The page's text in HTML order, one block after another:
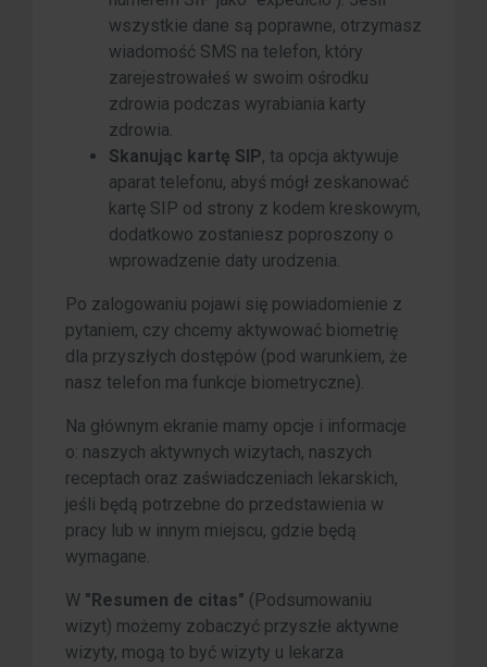
wszystkie dane są poprawne, otrzymasz
wiadomość SMS na telefon, który
zarejestrowałeś w swoim ośrodku
zdrowia podczas wyrabiania karty
zdrowia.
Skanując kartę SIP, ta opcja aktywuje
aparat telefonu, abyś mógł zeskanować
kartę SIP od strony z kodem kreskowym,
dodatkowo zostaniesz poproszony o
wprowadzenie daty urodzenia.
Po zalogowaniu pojawi się powiadomienie z
pytaniem, czy chcemy aktywować biometrię
dla przyszłych dostępów (pod warunkiem, że
nasz telefon ma funkcje biometryczne).
Na głównym ekranie mamy opcje i informacje
o: naszych aktywnych wizytach, naszych
receptach oraz zaświadczeniach lekarskich,
jeśli będą potrzebne do przedstawienia w
pracy lub w innym miejscu, gdzie będą
wymagane.
W "Resumen de citas" (Podsumowaniu
wizyt) możemy zobaczyć przyszłe aktywne
wizyty, mogą to być wizyty u lekarza